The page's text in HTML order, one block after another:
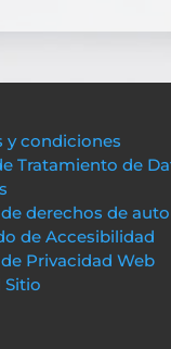
y condiciones
Tratamiento de
de derechos de
de Accesibilidad
Privacidad Web
Sitio